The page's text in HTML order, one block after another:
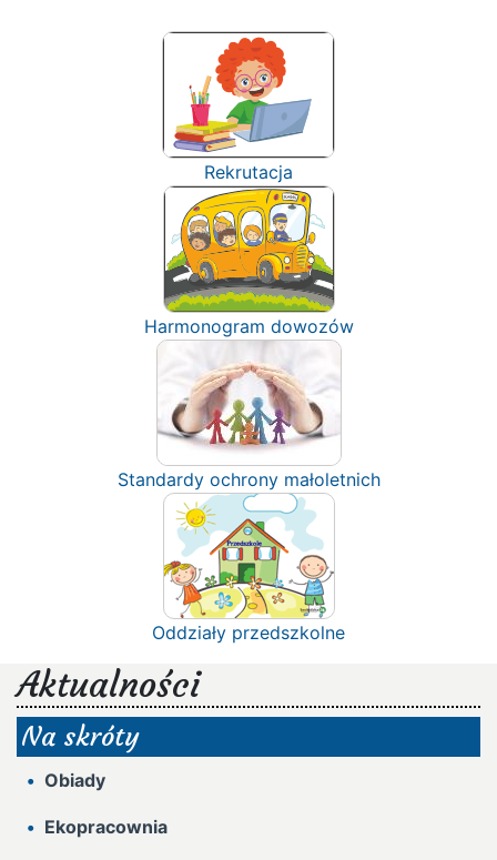
Rekrutacja
Harmonogram dowozów
Standardy ochrony małoletnich
Oddziały przedszkolne
Aktualności
Na skróty
Obiady
Ekopracownia